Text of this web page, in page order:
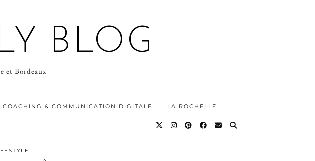
BLOG
et Bordeaux
COACHING & COMMUNICATION DIGITALE LA ROCHELLE